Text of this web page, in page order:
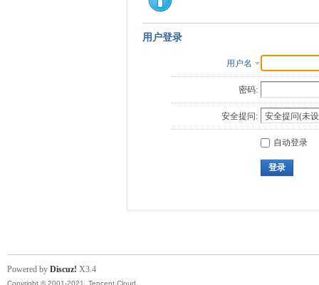
用户登录
用户名
密码:
安全提问:
自动登录
登录
Powered by Discuz! X3.4
Copyright © 2001-2021, Tencent Cloud.